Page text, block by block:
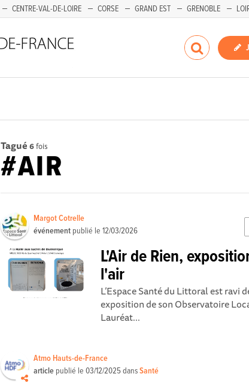
CENTRE-VAL-DE-LOIRE CORSE GRAND EST GRENOBLE
Tagué 6fois
#AIR
Margot Cotrelle
événement publié le12/03/2026
L'Air de Rien,
l'air
L’Espace Santé du Littoral est ravi
exposition de son Observatoire
Lauréat...
Atmo Hauts-de-France
article publié le03/12/2025dansSanté